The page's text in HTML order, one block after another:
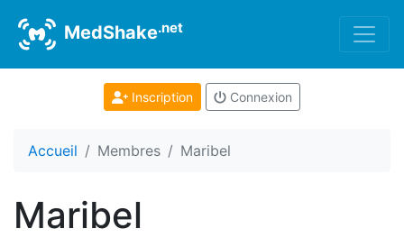
MedShake.net
Inscription Connexion
Accueil Membres Maribel
Maribel